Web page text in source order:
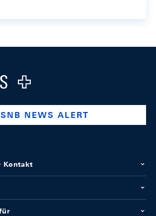
company/swiss-national-
www.youtube.com/@swissnationalbank
SNB NEWS ALERT
Kontakt